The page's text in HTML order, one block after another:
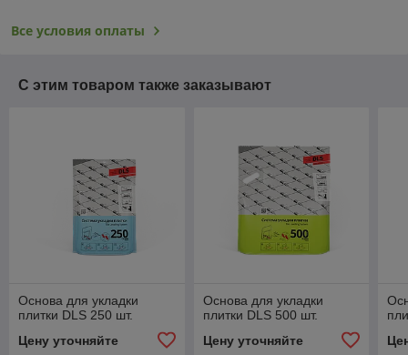
Все условия оплаты
С этим товаром также заказывают
Основа для укладки
плитки DLS 250 шт.
Цену уточняйте
Основа для укладки
плитки DLS 500 шт.
Цену уточняйте